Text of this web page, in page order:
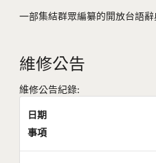
一部集結群眾編纂的開放台語
維修公告
維修公告紀錄:
日期
事項